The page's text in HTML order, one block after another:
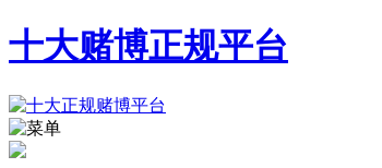
十大赌博正规平台